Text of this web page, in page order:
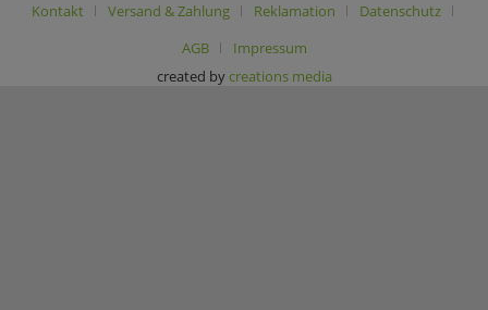
Kontakt
Versand & Zahlung Reklamation
Datenschutz
AGB
Impressum
created by creations media